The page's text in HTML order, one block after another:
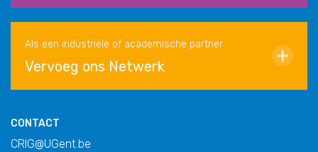
Als een industriële of academische partner
Vervoeg ons Netwerk
CONTACT
CRIG@UGent.be